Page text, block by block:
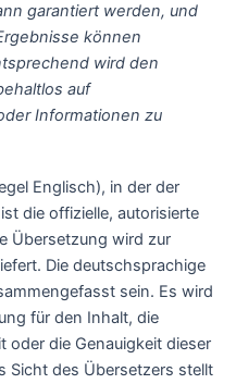
garantiert werden, und
können
wird den
auf
Informationen zu
Englisch), in der der
die offizielle, autorisierte
Übersetzung wird zur
Die deutschsprachige
sein. Es wird
für den Inhalt, die
oder die Genauigkeit dieser
Sicht des Übersetzers stellt